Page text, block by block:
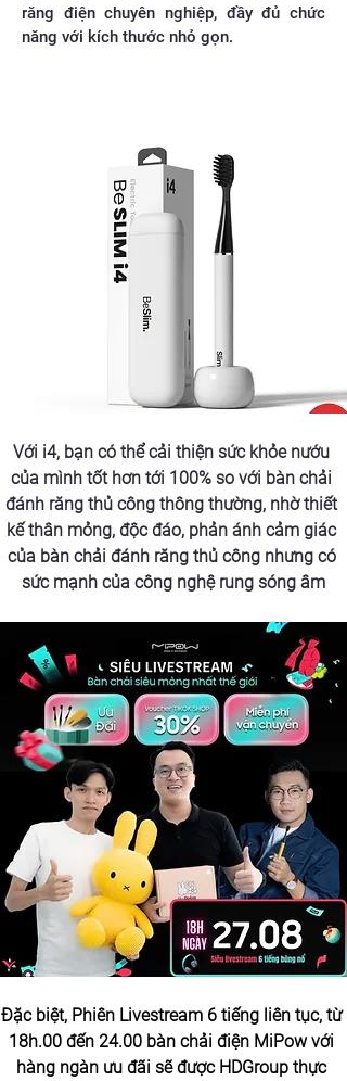
răng điện chuyên nghiệp, đầy đủ chức
năng với kích thước nhỏ gọn.
Với i4, bạn có thể cải thiện sức khỏe nướu
của mình tốt hơn tới 100% so với bàn chải
đánh răng thủ công thông thường, nhờ thiết
kế thân mỏng, độc đáo, phản ánh cảm giác
của bàn chải đánh răng thủ công nhưng có
sức mạnh của công nghệ rung sóng âm
Đặc biệt, Phiên Livestream 6 tiếng liên tục, từ
18h.00 đến 24.00 bàn chải điện MiPow với
hàng ngàn ưu đãi sẽ được HDGroup thực